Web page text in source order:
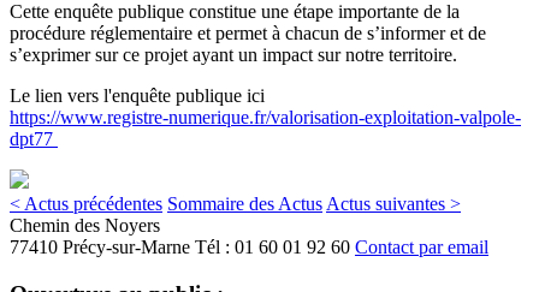
Cette enquête publique constitue une étape importante de la
procédure réglementaire et permet à chacun de s’informer et de
s’exprimer sur ce projet ayant un impact sur notre territoire.
Le lien vers l'enquête publique ici
https://www.registre-numerique.fr/valorisation-exploitation-valpole-
dpt77
< Actus précédentes Sommaire des Actus Actus suivantes >
Chemin des Noyers
77410 Précy-sur-Marne Tél : 01 60 01 92 60 Contact par email